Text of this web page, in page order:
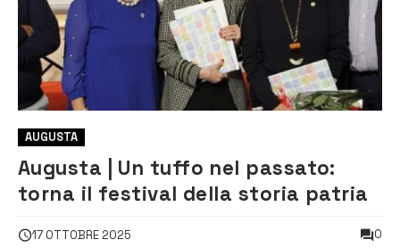
AUGUSTA
Augusta | Un tuffo nel passato:
torna il festival della storia patria
17 OTTOBRE 2025 0